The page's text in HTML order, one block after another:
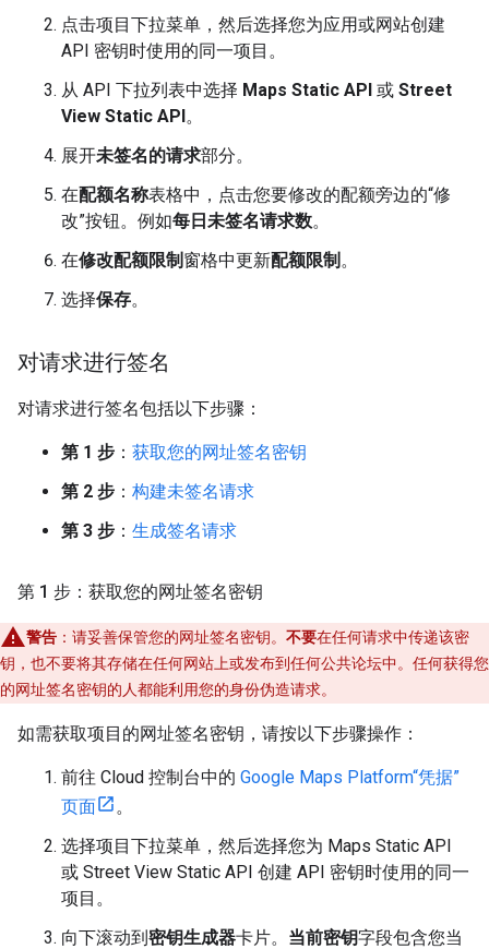
点击项目下拉菜单，然后选择您为应用或网站创建
API 密钥时使用的同一项目。
从 API 下拉列表中选择 Maps Static API 或 Street
View Static API。
展开未签名的请求部分。
在配额名称表格中，点击您要修改的配额旁边的“修
改”按钮。例如每日未签名请求数。
在修改配额限制 窗格中更新配额限制 。
选择保存。
对请求进行签名
对请求进行签名包括以下步骤：
第 1 步 ： 获取您的网址签名密钥
第 2 步 ： 构建未签名请求
第 3 步 ： 生成签名请求
第 1 步：获取您的网址签名密钥
警告 ：请妥善保管您的网址签名密钥。 不要在任何请求中传递该密
钥，也不要将其存储在任何网站上或发布到任何公共论坛中。任何获得您
的网址签名密钥的人都能利用您的身份伪造请求。
如需获取项目的网址签名密钥，请按以下步骤操作：
前往 Cloud 控制台中的 Google Maps Platform“凭据”
页面
。
选择项目下拉菜单，然后选择您为 Maps Static API
或 Street View Static API 创建 API 密钥时使用的同一
项目。
向下滚动到密钥生成器卡片。 当前密钥字段包含您当